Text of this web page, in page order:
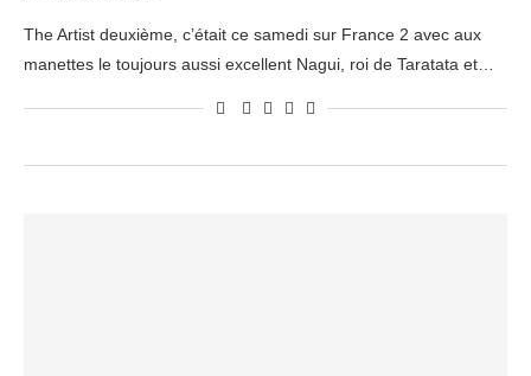
The Artist deuxième, c’était ce samedi sur France 2 avec aux
manettes le toujours aussi excellent Nagui, roi de Taratata et…